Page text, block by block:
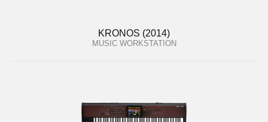
KRONOS (2014)
MUSIC WORKSTATION